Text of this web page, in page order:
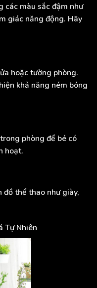
các màu sắc đậm như
giác năng động. Hãy
hoặc tường phòng.
khả năng ném bóng
phòng để bé có
hoạt.
đồ thể thao như giày,
Tự Nhiên